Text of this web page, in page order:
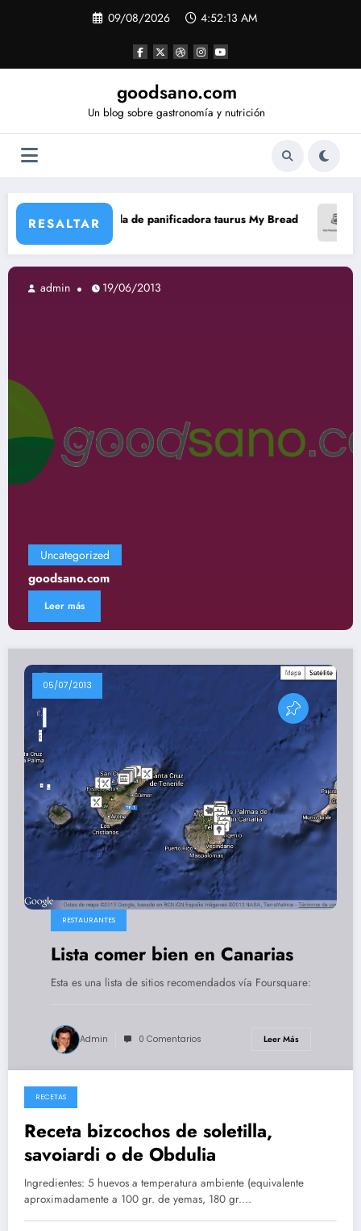
09/08/2026 4:52:14 AM
goodsano.com
Un blog sobre gastronomía y nutrición
RESALTAR
de panificadora taurus My Bread Tartas árabes sin aceite
05/07/2013
RESTAURANTES
Lista comer bien en Canarias
Esta es una lista de sitios recomendados vía Foursquare:
Admin 0 Comentarios Leer Más
26/05/2026
RECETAS
Receta bizcochos de soletilla,
savoiardi o de Obdulia
Ingredientes: 5 huevos a temperatura ambiente (equivalente
aproximadamente a 100 gr. de yemas, 180 gr.…